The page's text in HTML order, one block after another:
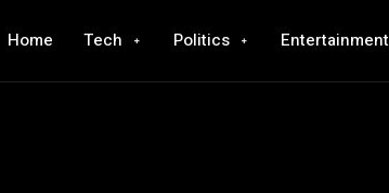
Home Tech Politics Entertainment